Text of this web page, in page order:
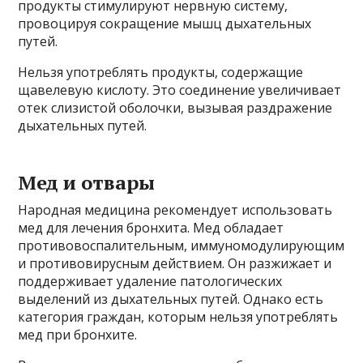
продукты стимулируют нервную систему,
провоцируя сокращение мышц дыхательных
путей.
Нельзя употреблять продукты, содержащие
щавелевую кислоту. Это соединение увеличивает
отек слизистой оболочки, вызывая раздражение
дыхательных путей.
Мед и отвары
Народная медицина рекомендует использовать
мед для лечения бронхита. Мед обладает
противовоспалительным, иммуномодулирующим
и противовирусным действием. Он разжижает и
поддерживает удаление патологических
выделений из дыхательных путей. Однако есть
категория граждан, которым нельзя употреблять
мед при бронхите.